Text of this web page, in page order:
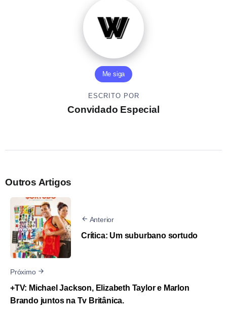
Me siga
ESCRITO POR
Convidado Especial
Outros Artigos
Anterior
Crítica: Um suburbano sortudo
Próximo
+TV: Michael Jackson, Elizabeth Taylor e Marlon
Brando juntos na Tv Britânica.